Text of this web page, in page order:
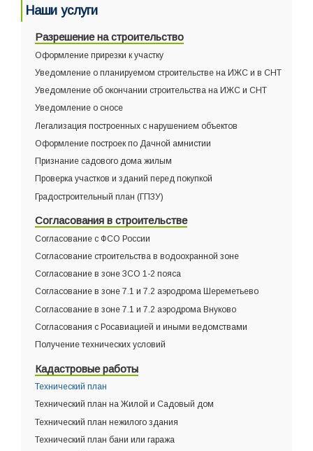
Наши услуги
Разрешение на строительство
Оформление прирезки к участку
Уведомление о планируемом строительстве на ИЖС и в СНТ
Уведомление об окончании строительства на ИЖС и СНТ
Уведомление о сносе
Легализация построенных с нарушением объектов
Оформление построек по Дачной амнистии
Признание садового дома жилым
Проверка участков и зданий перед покупкой
Градостроительный план (ГПЗУ)
Согласования в строительстве
Согласование с ФСО России
Согласование строительства в водоохранной зоне
Согласование в зоне ЗСО 1-2 пояса
Согласование в зоне 7.1 и 7.2 аэродрома Шереметьево
Согласование в зоне 7.1 и 7.2 аэродрома Внуково
Согласования с Росавиацией и иными ведомствами
Получение технических условий
Кадастровые работы
Технический план
Технический план на Жилой и Садовый дом
Технический план нежилого здания
Технический план бани или гаража